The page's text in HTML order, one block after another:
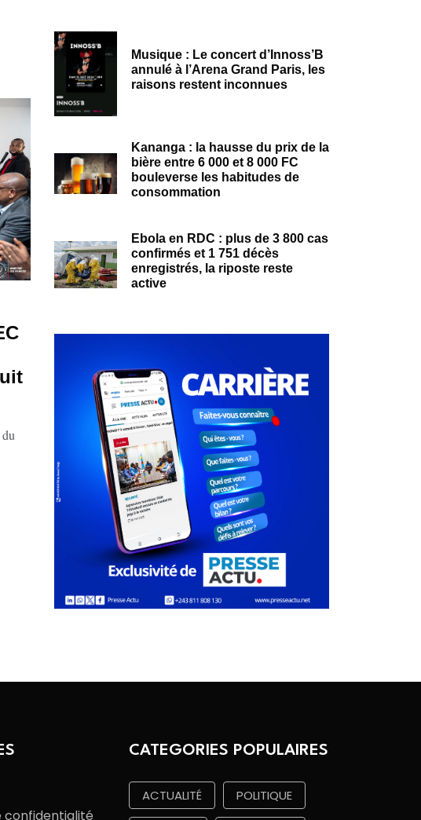
Musique : Le concert d’Innoss’B
annulé à l’Arena Grand Paris, les
raisons restent inconnues
Kananga : la hausse du prix de la
bière entre 6 000 et 8 000 FC
bouleverse les habitudes de
consommation
Ebola en RDC : plus de 3 800 cas
confirmés et 1 751 décès
enregistrés, la riposte reste
active
confidentialité
CATEGORIES POPULAIRES
ACTUALITÉ POLITIQUE